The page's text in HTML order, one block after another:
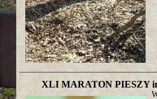
XLI MARATON PIESZY